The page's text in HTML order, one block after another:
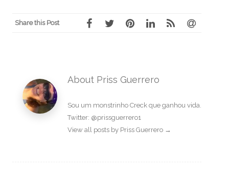
Share this Post
About Priss Guerrero
Sou um monstrinho Creck que ganhou vida.
Twitter: @prissguerrero1
View all posts by Priss Guerrero →